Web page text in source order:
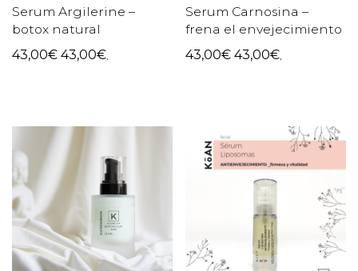
Serum Argilerine –
botox natural
43,00€ 43,00€
Serum Carnosina –
frena el envejecimiento
43,00€ 43,00€